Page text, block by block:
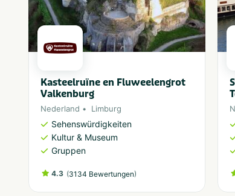
Kasteelruïne en Fluweelengrot
Valkenburg
Nederland Limburg
Sehenswürdigkeiten
Kultur & Museum
Gruppen
4.3 (3134 Bewertungen)